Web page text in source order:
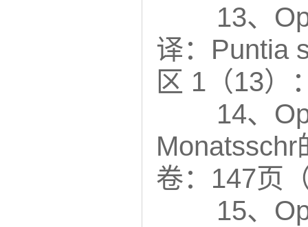
13、
译：Puntia
区 1（13）
14、
Monatsschr
卷：147页
15、